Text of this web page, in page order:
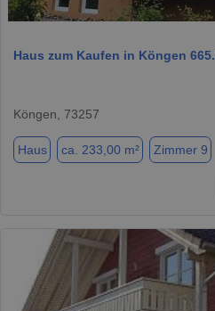
Haus zum Kaufen in Köngen
Köngen, 73257
Haus ca. 233,00 m² Zimmer 9